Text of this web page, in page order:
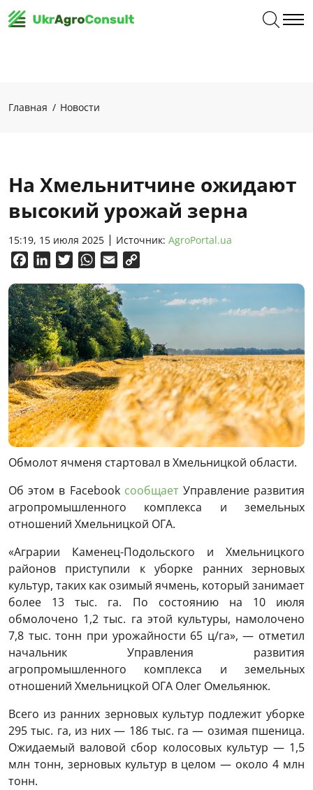
Главная Новости
На Хмельнитчине ожидают
высокий урожай зерна
15:19, 15 июля 2025 Источник: AgroPortal.ua
FacebookLinkedInTwitterWhatsApp
Email
Обмолот ячменя стартовал в Хмельницкой области.
Об этом в Facebook сообщает Управление развития
агропромышленного комплекса и земельных
отношений Хмельницкой ОГА.
«Аграрии Каменец-Подольского и Хмельницкого
районов приступили к уборке ранних зерновых
культур, таких как озимый ячмень, который занимает
более 13 тыс. га. По состоянию на 10 июля
обмолочено 1,2 тыс. га этой культуры, намолочено
7,8 тыс. тонн при урожайности 65 ц/га», — отметил
начальник Управления развития
агропромышленного комплекса и земельных
отношений Хмельницкой ОГА Олег Омельянюк.
Всего из ранних зерновых культур подлежит уборке
295 тыс. га, из них — 186 тыс. га — озимая пшеница.
Ожидаемый валовой сбор колосовых культур — 1,5
млн тонн, зерновых культур в целом — около 4 млн
тонн.